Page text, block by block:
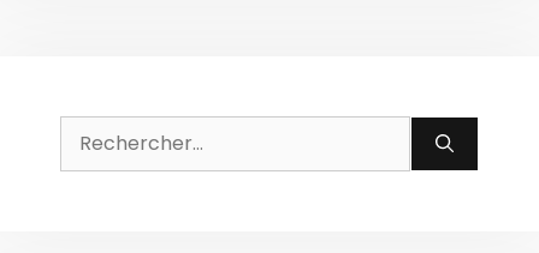
Rechercher :